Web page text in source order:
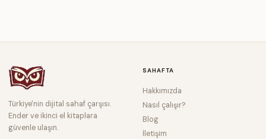
Türkiye'nin dijital sahaf çarşısı.
Ender ve ikinci el kitaplara
güvenle ulaşın.
SAHAFTA
Hakkımızda
Nasıl çalışır?
Blog
İletişim